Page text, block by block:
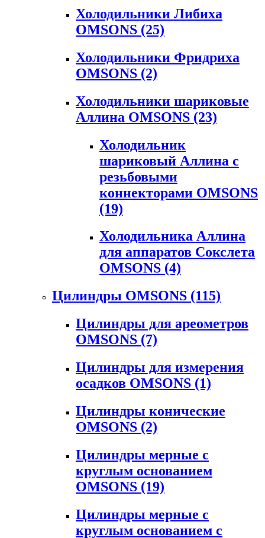
Холодильники Либиха
OMSONS (25)
Холодильники Фридриха
OMSONS (2)
Холодильники шариковые
Аллина OMSONS (23)
Холодильник
шариковый Аллина с
резьбовыми
коннекторами OMSONS
(19)
Холодильника Аллина
для аппаратов Сокслета
OMSONS (4)
Цилиндры OMSONS (115)
Цилиндры для ареометров
OMSONS (7)
Цилиндры для измерения
осадков OMSONS (1)
Цилиндры конические
OMSONS (2)
Цилиндры мерные с
круглым основанием
OMSONS (19)
Цилиндры мерные с
круглым основанием с